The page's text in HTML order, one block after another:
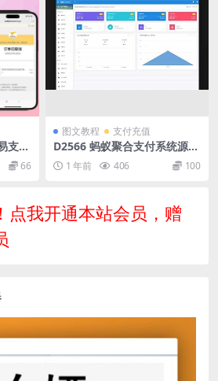
支付
66
图文教程 支付充值
D2566 蚂蚁聚合支付系统源码
完美版+附安装教程
1 年前 406 100
点我开通本站会员，赠